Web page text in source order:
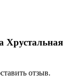
Хрустальная
отзыв.